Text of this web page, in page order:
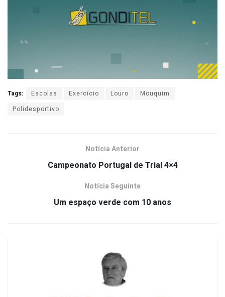
Tags: Escolas Exercício Louro
Mouquim
Polidesportivo
Notícia Anterior
Campeonato Portugal de Trial 4×4
Notícia Seguinte
Um espaço verde com 10 anos